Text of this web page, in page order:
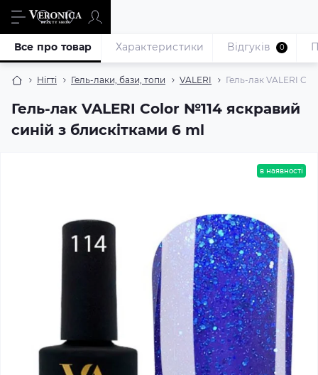
Нігті Гель-лаки, бази, топи VALERI Гель-лак VALERI
Гель-лак VALERI Color №114 яскравий
синій з блискітками 6 ml
Все про товар Характеристики Відгуків 0
в наявності